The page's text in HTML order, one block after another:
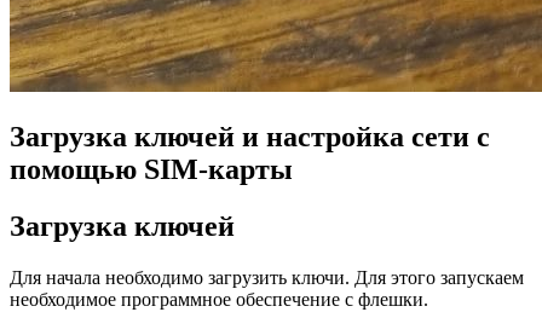
Загрузка ключей и настройка сети с
помощью SIM-карты
Загрузка ключей
Для начала необходимо загрузить ключи. Для этого запускаем
необходимое программное обеспечение с флешки.